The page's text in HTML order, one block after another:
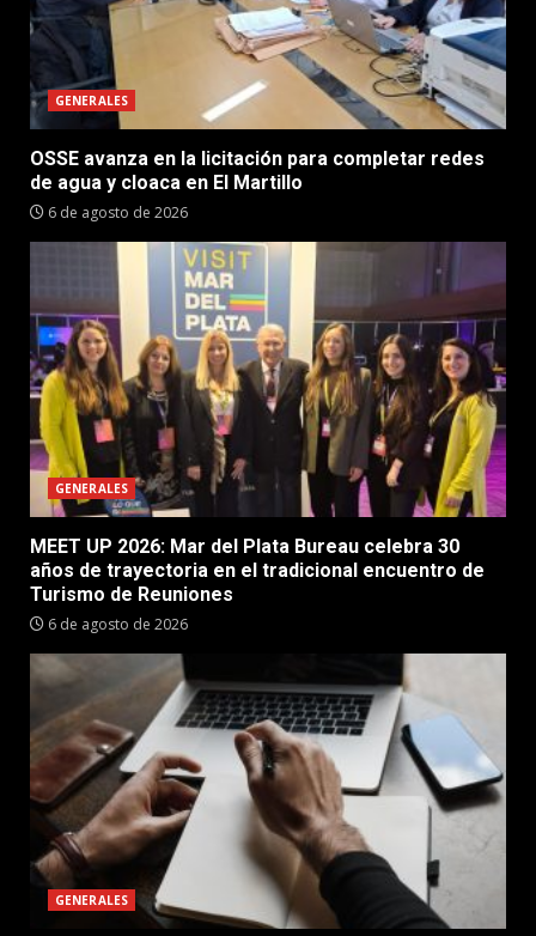
GENERALES
OSSE avanza en la licitación para completar redes
de agua y cloaca en El Martillo
6 de agosto de 2026
GENERALES
MEET UP 2026: Mar del Plata Bureau celebra 30
años de trayectoria en el tradicional encuentro de
Turismo de Reuniones
6 de agosto de 2026
GENERALES